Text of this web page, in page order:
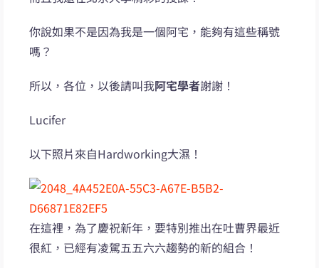
你說如果不是因為我是一個阿宅，能夠有這些稱號
嗎？
所以，各位，以後請叫我阿宅學者謝謝！
Lucifer
以下照片來自Hardworking大濕！
在這裡，為了慶祝新年，要特別推出在吐曹界最近
很紅，已經有凌駕五五六六趨勢的新的組合！